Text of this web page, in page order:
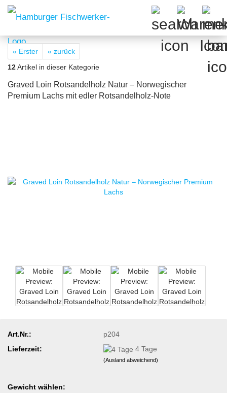
« Erster
« zurück
12Artikel in dieser Kategorie
Graved Loin Rotsandelholz Natur – Norwegischer
Premium Lachs mit edler Rotsandelholz-Note
Art.Nr.:
p204
Lieferzeit:
4 Tage
(Ausland abweichend)
Gewicht wählen: